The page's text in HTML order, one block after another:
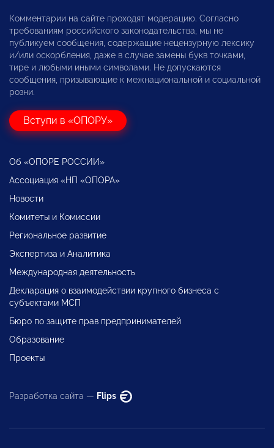
Комментарии на сайте проходят модерацию. Согласно
требованиям российского законодательства, мы не
публикуем сообщения, содержащие нецензурную лексику
и/или оскорбления, даже в случае замены букв точками,
тире и любыми иными символами. Не допускаются
сообщения, призывающие к межнациональной и социальной
розни.
Вступи в «ОПОРУ»
Об «ОПОРЕ РОССИИ»
Ассоциация «НП «ОПОРА»
Новости
Комитеты и Комиссии
Региональное развитие
Экспертиза и Аналитика
Международная деятельность
Декларация о взаимодействии крупного бизнеса с
субъектами МСП
Бюро по защите прав предпринимателей
Образование
Проекты
Разработка сайта — Flips